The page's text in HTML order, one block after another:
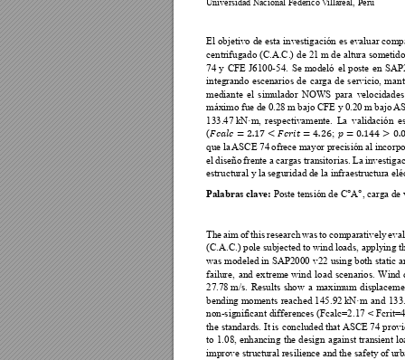
El objetivo de esta investigación es evaluar
centrifugado (C.A.C.) de 21 m de altura
74 y CFE J6100-54. Se modeló el poste en
integrando escenarios de carga de servicio, m
mediante el simulador NOWS para
máximo fue de 0.28 m bajo CFE y 0.20 m bajo
133.47 kN·m, respectivamente. La validación
(; 
que laASCE 74 ofrece mayor precisión al incorpo
el diseño frente a cargas transitorias. La
estructural y la seguridad de la infraestructura el
Palabras clave: Poste tensión de C°A°, carga de
The aim of this research was to comparatively
(C.A.C.) pole subjected to wind loads, applying
was modeled in SAP2000 v22 using both static
failure, and extreme wind load scenarios. Wind
27.78 m/s. Results show a maximum
bending moments reached 145.92 kN·m and
non-significant differences (Fcalc=2.17 <
the standards. It is concluded that ASCE 74
to 1.08, enhancing the design against transient
improve structural resilience and the safety of u